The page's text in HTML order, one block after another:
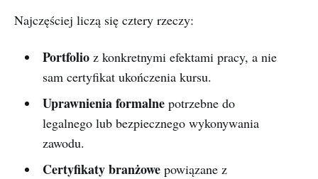
Najczęściej liczą się cztery rzeczy:
Portfolioz konkretnymi efektami pracy, a nie
sam certyfikat ukończenia kursu.
Uprawnienia formalnepotrzebne do
legalnego lub bezpiecznego wykonywania
zawodu.
Certyfikaty branżowepowiązane z